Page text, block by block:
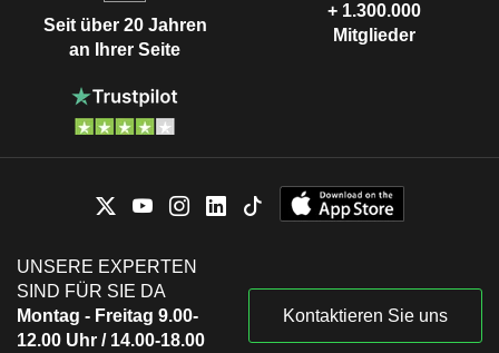
Seit über 20 Jahren
an Ihrer Seite
+ 1.300.000
Mitglieder
UNSERE EXPERTEN
SIND FÜR SIE DA
Montag - Freitag 9.00-
12.00 Uhr / 14.00-18.00
Kontaktieren Sie uns